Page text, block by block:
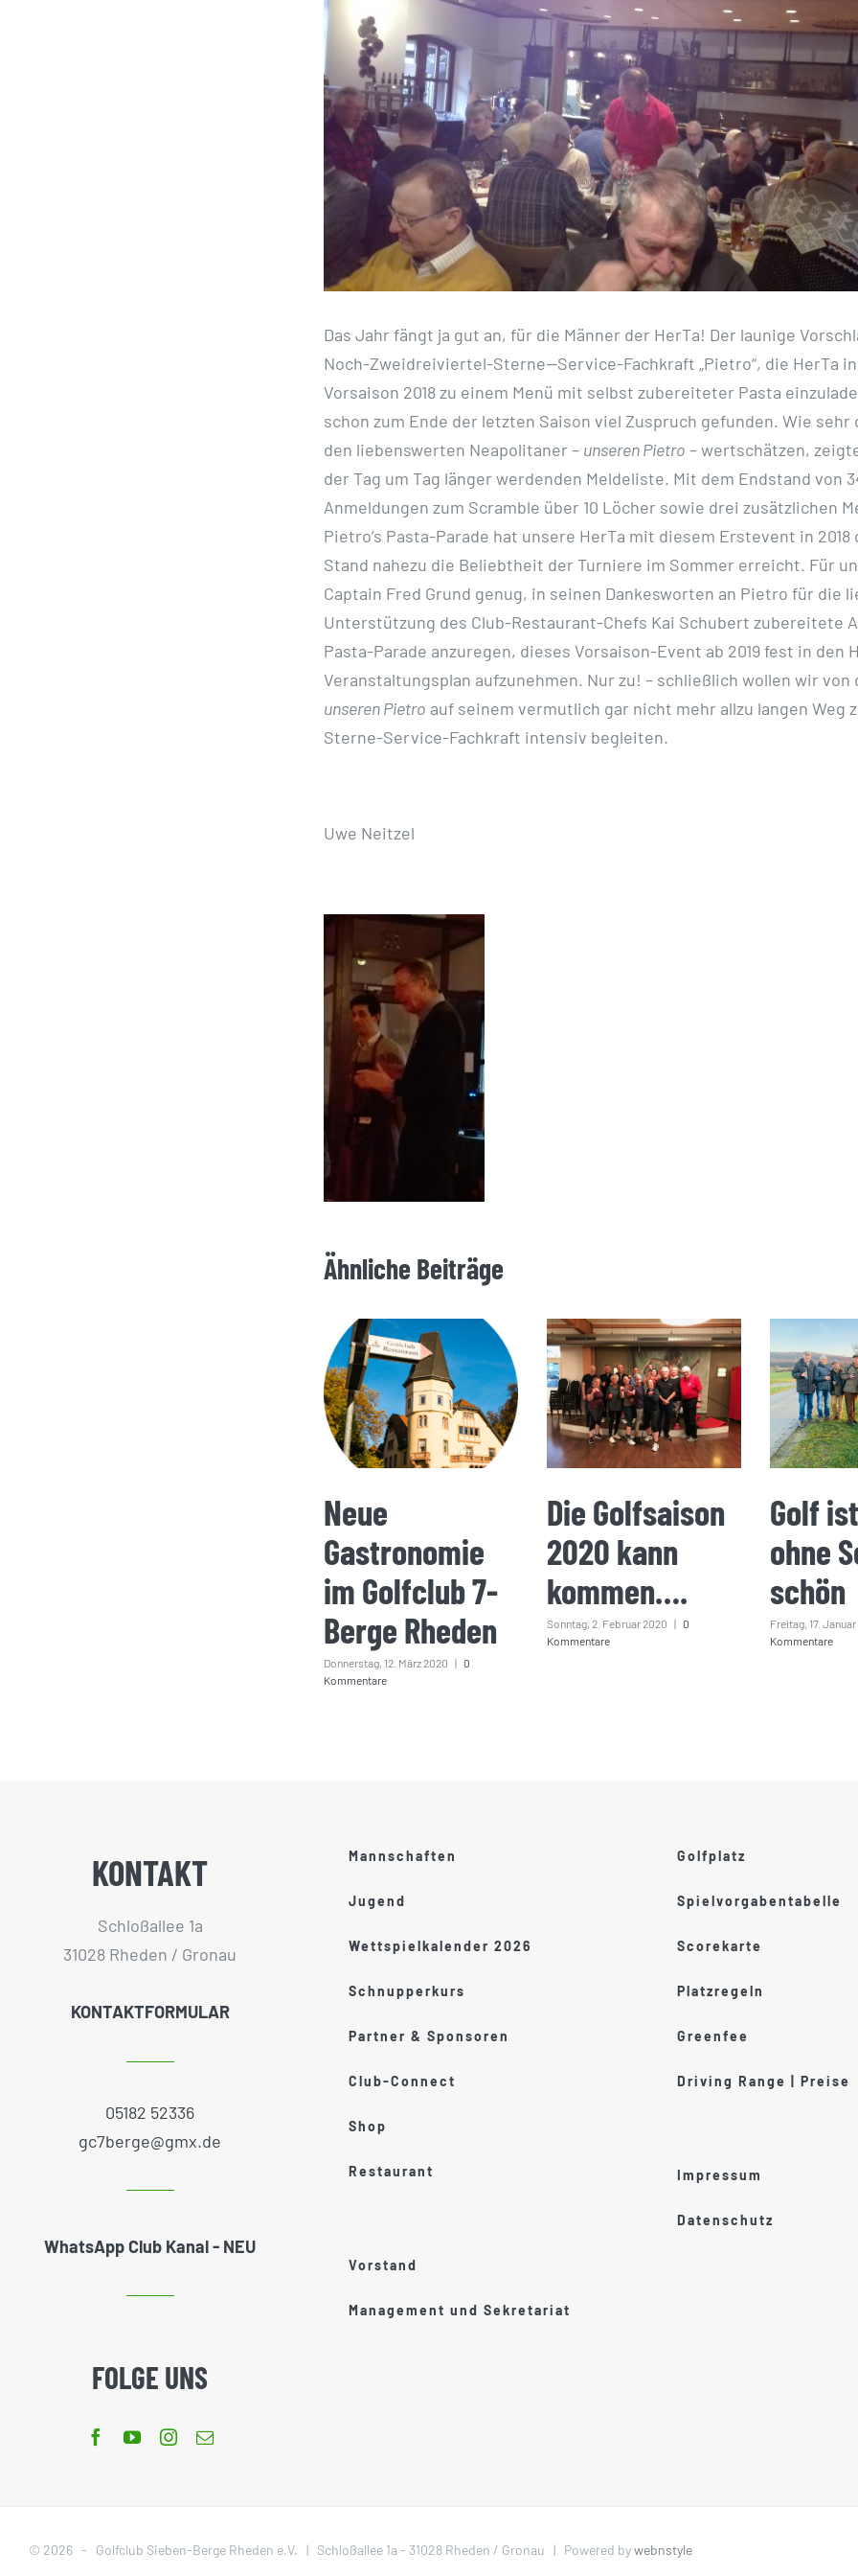
Das Jahr fängt ja gut an, für die Männer der HerTa! Der launige
Noch-Zweidreiviertel-Sterne—Service-Fachkraft „Pietro“, die HerTa
Vorsaison 2018 zu einem Menü mit selbst zubereiteter Pasta
schon zum Ende der letzten Saison viel Zuspruch gefunden. Wie sehr
den liebenswerten Neapolitaner – unseren Pietro – wertschätzen,
der Tag um Tag länger werdenden Meldeliste. Mit dem Endstand von
Anmeldungen zum Scramble über 10 Löcher sowie drei zusätzlichen
Pietro’s Pasta-Parade hat unsere HerTa mit diesem Erstevent in 2018
Stand nahezu die Beliebtheit der Turniere im Sommer erreicht. Für
Captain Fred Grund genug, in seinen Dankesworten an Pietro für die
Unterstützung des Club-Restaurant-Chefs Kai Schubert zubereitete
Pasta-Parade anzuregen, dieses Vorsaison-Event ab 2019 fest in den
Veranstaltungsplan aufzunehmen. Nur zu! – schließlich wollen wir von
unseren Pietro auf seinem vermutlich gar nicht mehr allzu langen Weg
Sterne-Service-Fachkraft intensiv begleiten.
Uwe Neitzel
Ähnliche Beiträge
Neue
Gastronomie
im Golfclub 7-
Berge Rheden
Donnerstag, 12. März 2020 | 0
Kommentare
Die Golfsaison
2020 kann
kommen….
Sonntag, 2. Februar 2020 | 0
Kommentare
Golf
ohne
schön
Freitag, 17.
Kommentare
KONTAKT
Schloßallee 1a
31028 Rheden / Gronau
KONTAKTFORMULAR
05182 52336
gc7berge@gmx.de
WhatsApp Club Kanal - NEU
FOLGE UNS
Mannschaften
Jugend
Wettspielkalender 2026
Schnupperkurs
Partner & Sponsoren
Club-Connect
Shop
Restaurant
Vorstand
Management und Sekretariat
Golfplatz
Spielvorgabentabelle
Scorekarte
Platzregeln
Greenfee
Driving Range | Preise
Impressum
Datenschutz
© 2026 - Golfclub Sieben-Berge Rheden e.V. | Schloßallee 1a - 31028 Rheden / Gronau | Powered bywebnstyle